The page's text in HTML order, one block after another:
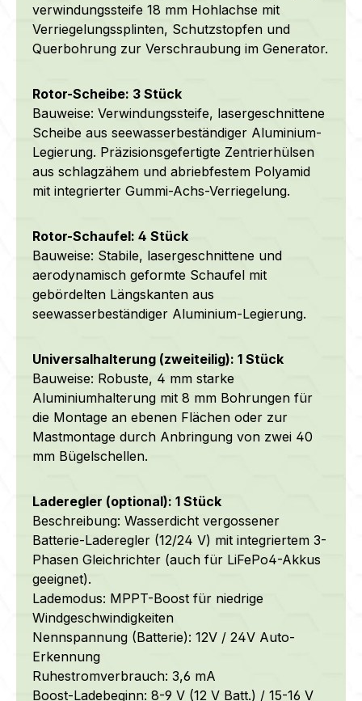
verwindungssteife 18 mm Hohlachse mit
Verriegelungssplinten, Schutzstopfen und
Querbohrung zur Verschraubung im Generator.
Rotor-Scheibe: 3 Stück
Bauweise: Verwindungssteife, lasergeschnittene
Scheibe aus seewasserbeständiger Aluminium-
Legierung. Präzisionsgefertigte Zentrierhülsen
aus schlagzähem und abriebfestem Polyamid
mit integrierter Gummi-Achs-Verriegelung.
Rotor-Schaufel: 4 Stück
Bauweise: Stabile, lasergeschnittene und
aerodynamisch geformte Schaufel mit
gebördelten Längskanten aus
seewasserbeständiger Aluminium-Legierung.
Universalhalterung (zweiteilig): 1 Stück
Bauweise: Robuste, 4 mm starke
Aluminiumhalterung mit 8 mm Bohrungen für
die Montage an ebenen Flächen oder zur
Mastmontage durch Anbringung von zwei 40
mm Bügelschellen.
Laderegler (optional): 1 Stück
Beschreibung: Wasserdicht vergossener
Batterie-Laderegler (12/24 V) mit integriertem 3-
Phasen Gleichrichter (auch für LiFePo4-Akkus
geeignet).
Lademodus: MPPT-Boost für niedrige
Windgeschwindigkeiten
Nennspannung (Batterie): 12V / 24V Auto-
Erkennung
Ruhestromverbrauch: 3,6 mA
Boost-Ladebeginn: 8-9 V (12 V Batt.) / 15-16 V